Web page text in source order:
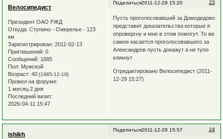
Поделиться 23
2011-12-29 15:20
Велосипедист
Президент ОАО РЖД
Откуда: Ступино - Ожерелье - 123
км
Зарегистрирован: 2011-02-13
Приглашений: 0
Сообщений: 1685
Пол: Мужской
Возраст: 40[1985-12-19]
Провел на форуме:
1 месяц 2 дня
Последний визит:
2026-04-11 15:47
Пусть проголосовавший за Домодедово
представит доказательства которые я
опровергну и мне в этом помогут. То же
самое касается проголосовавшего за
Александров пусть докажут а не тупо
кликнут .
Отредактировано Велосипедист (2011-
12-29 15:27)
Поделиться 24
2011-12-29 15:57
ishikh